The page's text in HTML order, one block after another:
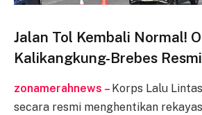
Jalan Tol Kembali Normal!
Kalikangkung-Brebes
zonamerahnews – Korps Lalu
secara resmi menghentikan